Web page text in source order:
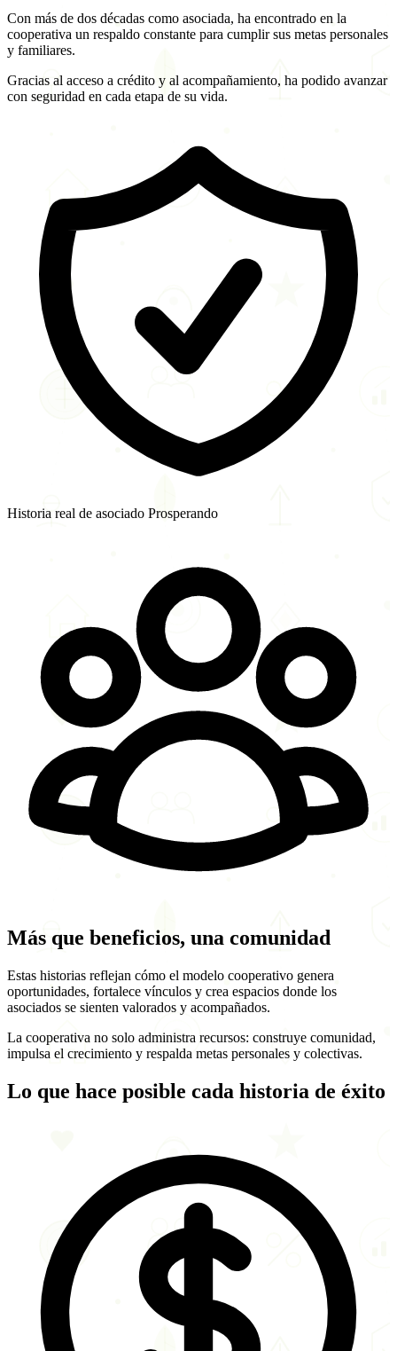
Con más de dos décadas como asociada, ha encontrado en la
cooperativa un respaldo constante para cumplir sus metas personales
y familiares.
Gracias al acceso a crédito y al acompañamiento, ha podido avanzar
con seguridad en cada etapa de su vida.
Historia real de asociado Prosperando
Más que beneficios, una comunidad
Estas historias reflejan cómo el modelo cooperativo genera
oportunidades, fortalece vínculos y crea espacios donde los
asociados se sienten valorados y acompañados.
La cooperativa no solo administra recursos: construye comunidad,
impulsa el crecimiento y respalda metas personales y colectivas.
Lo que hace posible cada historia de éxito